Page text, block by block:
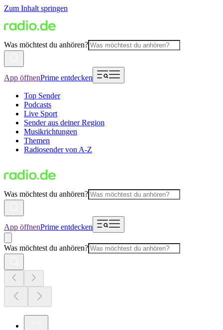
Zum Inhalt springen
Was möchtest du anhören?
App öffnenPrime entdecken
Top Sender
Podcasts
Live Sport
Sender aus deiner Region
Musikrichtungen
Themen
Radiosender von A-Z
Was möchtest du anhören?
App öffnenPrime entdecken
Was möchtest du anhören?